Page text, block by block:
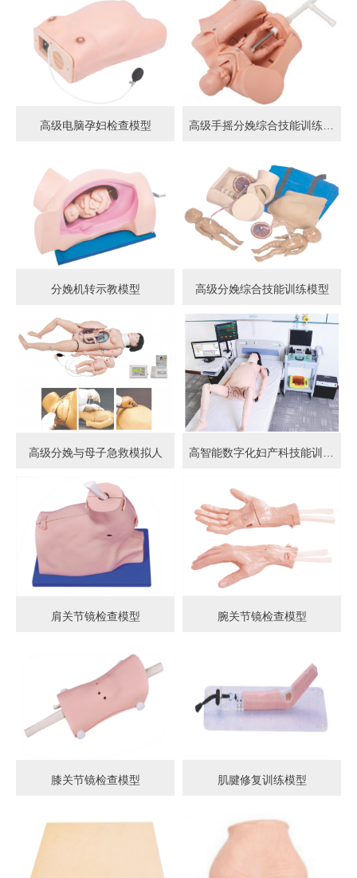
高级电脑孕妇检查模型 高级手摇分娩综合技能训练模型
分娩机转示教模型 高级分娩综合技能训练模型
高级分娩与母子急救模拟人 高智能数字化妇产科技能训练系统 (计算机控制)
肩关节镜检查模型 腕关节镜检查模型
膝关节镜检查模型 肌腱修复训练模型